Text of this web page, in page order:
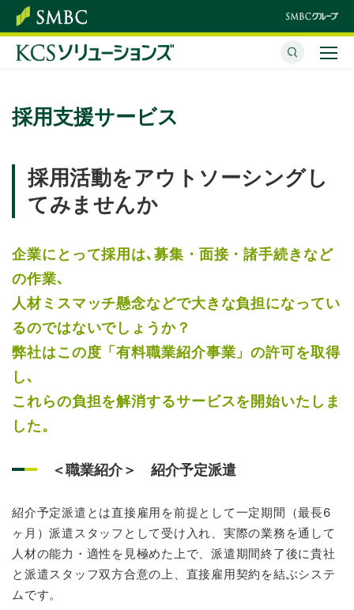
採用支援サービス
採用活動をアウトソーシングし
てみませんか
企業にとって採用は､募集・面接・諸手続きなど
の作業､
人材ミスマッチ懸念などで大きな負担になってい
るのではないでしょうか？
弊社はこの度「有料職業紹介事業」の許可を取得
し､
これらの負担を解消するサービスを開始いたしま
した。
＜職業紹介＞ 紹介予定派遣
紹介予定派遣とは直接雇用を前提として一定期間（最長6
ヶ月）派遣スタッフとして受け入れ、実際の業務を通して
人材の能力・適性を見極めた上で、派遣期間終了後に貴社
と派遣スタッフ双方合意の上、直接雇用契約を結ぶシステ
ムです。
企業情報
採用情報
各種情報の取り扱いについて
お問い合わせ